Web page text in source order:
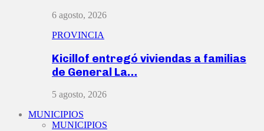
6 agosto, 2026
PROVINCIA
Kicillof entregó viviendas a familias
de General La…
5 agosto, 2026
MUNICIPIOS
MUNICIPIOS